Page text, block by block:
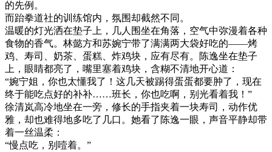
的先例。
而跆拳道社的训练馆内，氛围却截然不同。
温暖的灯光洒在垫子上，几人围坐在角落，空气中弥漫着各种
食物的香气。林懿方和苏婉宁带了满满两大袋好吃的——烤
鸡、寿司、奶茶、蛋糕、炸鸡块，应有尽有。陈逸坐在垫子
上，眼睛都亮了，嘴里塞着鸡块，含糊不清地开心道：
“婉宁姐，你也太懂我了！这几天被踢得蛋蛋都要肿了，现在
终于能吃点好的补补……班长，你也吃啊，别光看着我！”
徐清岚高冷地坐在一旁，修长的手指夹着一块寿司，动作优
雅，却也难得地多吃了几口。她看了陈逸一眼，声音平静却带
着一丝温柔：
“慢点吃，别噎着。”